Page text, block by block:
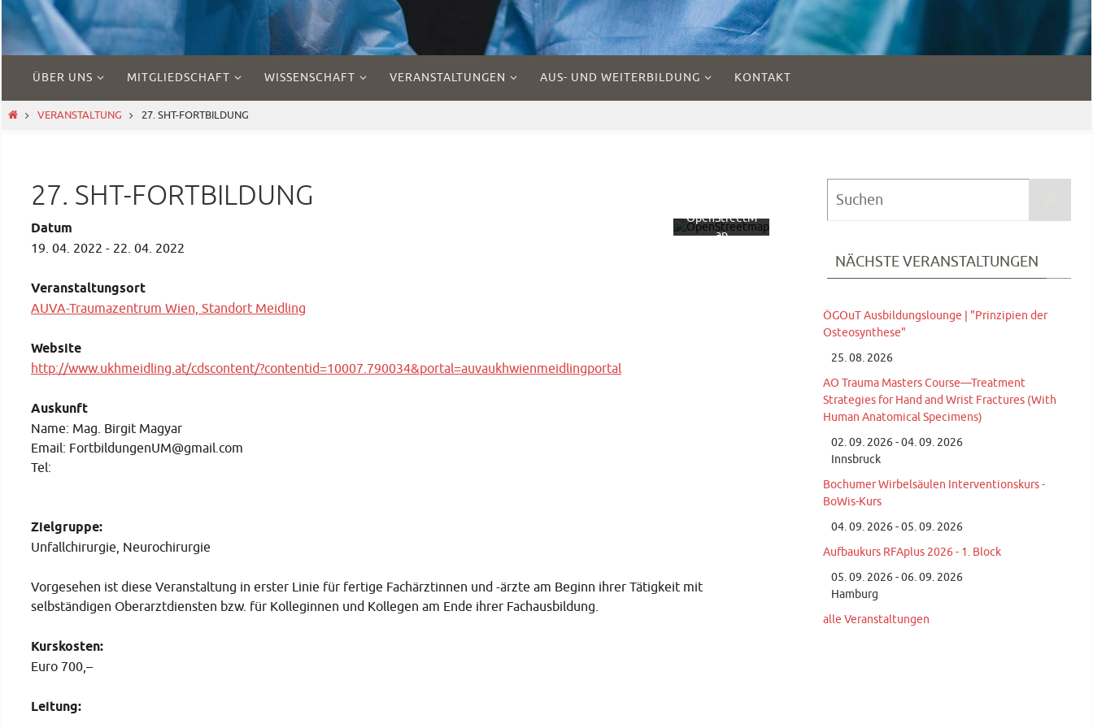
ÜBER UNS MITGLIEDSCHAFT WISSENSCHAFT VERANSTALTUNGEN AUS- UND WEITERBILDUNG KONTAKT
STARTVERANSTALTUNG 27. SHT-FORTBILDUNG
27. SHT-FORTBILDUNG
Mit dem
OpenStreetM
ap
Datum
19. 04. 2022 - 22. 04. 2022
Veranstaltungsort
AUVA-Traumazentrum Wien, Standort Meidling
Website
http://www.ukhmeidling.at/cdscontent/?contentid=10007.790034&portal=auvaukhwienmeidlingportal
Auskunft
Name: Mag. Birgit Magyar
Email: FortbildungenUM@gmail.com
Tel:
Zielgruppe:
Unfallchirurgie, Neurochirurgie
Vorgesehen ist diese Veranstaltung in erster Linie für fertige Fachärztinnen und -ärzte am Beginn ihrer Tätigkeit mit
selbständigen Oberarztdiensten bzw. für Kolleginnen und Kollegen am Ende ihrer Fachausbildung.
Kurskosten:
Euro 700,–
Leitung:
NÄCHSTE VERANSTALTUNGEN
ÖGOuT Ausbildungslounge | "Prinzipien der
Osteosynthese"
25. 08. 2026
AO Trauma Masters Course—Treatment
Strategies for Hand and Wrist Fractures (With
Human Anatomical Specimens)
02. 09. 2026 - 04. 09. 2026
Innsbruck
Bochumer Wirbelsäulen Interventionskurs -
BoWis-Kurs
04. 09. 2026 - 05. 09. 2026
Aufbaukurs RFAplus 2026 - 1. Block
05. 09. 2026 - 06. 09. 2026
Hamburg
alle Veranstaltungen